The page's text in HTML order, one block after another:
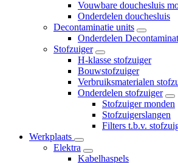
Vouwbare douchesluis
Onderdelen douchesluis
Decontaminatie units
Onderdelen
Stofzuiger
H-klasse stofzuiger
Bouwstofzuiger
Verbruiksmaterialen
Onderdelen stofzuiger
Stofzuiger monden
Stofzuigerslangen
Filters t.b.v.
Werkplaats
Elektra
Kabelhaspels